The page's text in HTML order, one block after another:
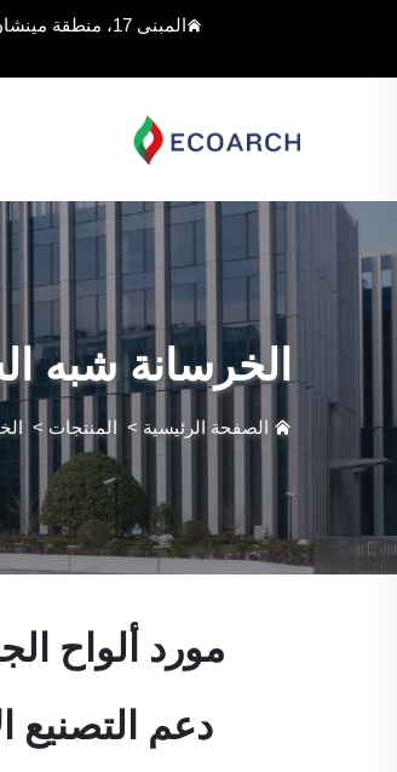
المبنى 17، منطقة مينشان، الطابق الثالث، رقم 168 شارع جيوغان، مقاطعة سونغجيانغ، شنغهاي، الصين
الخرسانة شبه
الصفحة الرئيسية > المنتجات >